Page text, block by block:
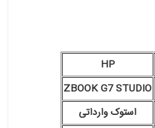
HP
ZBOOK G7 STUDIO
استوک وارداتی